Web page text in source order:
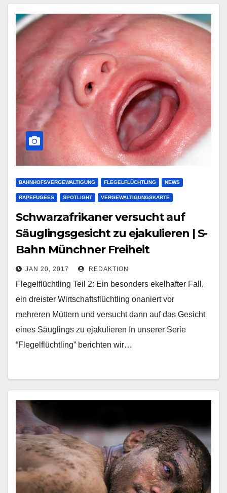
BAHNHOFSVERGEWALTIGUNG FLEGELFLÜCHTLING NEWS
RAPEFUGEES SPOTLIGHT VERGEWALTIGUNGSKARTE
Schwarzafrikaner versucht auf
Säuglingsgesicht zu ejakulieren | S-
Bahn Münchner Freiheit
JAN 20, 2017 REDAKTION
Flegelflüchtling Teil 2: Ein besonders ekelhafter Fall,
ein dreister Wirtschaftsflüchtling onaniert vor
mehreren Müttern und versucht dann auf das Gesicht
eines Säuglings zu ejakulieren In unserer Serie
“Flegelflüchtling” berichten wir…